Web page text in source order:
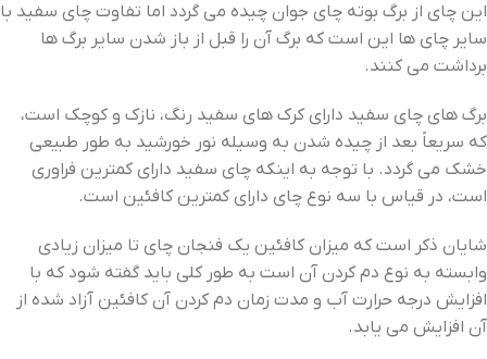
این چای از برگ بوته چای جوان چیده می ‌گردد اما تفاوت چای سفید با
سایر چای ها این است که برگ آن را قبل از باز شدن سایر برگ ‌ها
برداشت می ‌کنند.
برگ ‌های چای سفید دارای کرک ‌های سفید رنگ، نازک و کوچک است،
که سریعاً بعد از چیده شدن به وسیله نور خورشید به طور طبیعی
خشک می‌ گردد. با توجه به اینکه چای سفید دارای کمترین فراوری
است، در قیاس با سه نوع چای دارای کمترین کافئین است.
شایان ذکر است که میزان کافئین یک فنجان چای تا میزان زیادی
وابسته به نوع دم کردن آن است به طور کلی باید گفته شود که با
افزایش درجه حرارت آب و مدت زمان دم کردن آن کافئین آزاد شده از
آن افزایش می ‌یابد.